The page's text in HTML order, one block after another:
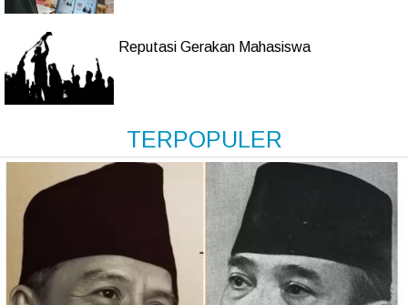
Reputasi Gerakan Mahasiswa
TERPOPULER